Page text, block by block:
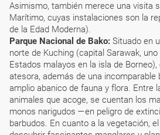
Asimismo, también merece una visita
Marítimo, cuyas instalaciones son la
de la Edad Moderna).
Parque Nacional de Bako: Situado en
norte de Kuching (capital Sarawak,
Estados malayos en la isla de Borneo),
atesora, además de una incomparable
amplio abanico de fauna y flora. Entre
animales que acoge, se cuentan los
monos narigudos —en peligro de
barbudos. En cuanto a la vegetación,